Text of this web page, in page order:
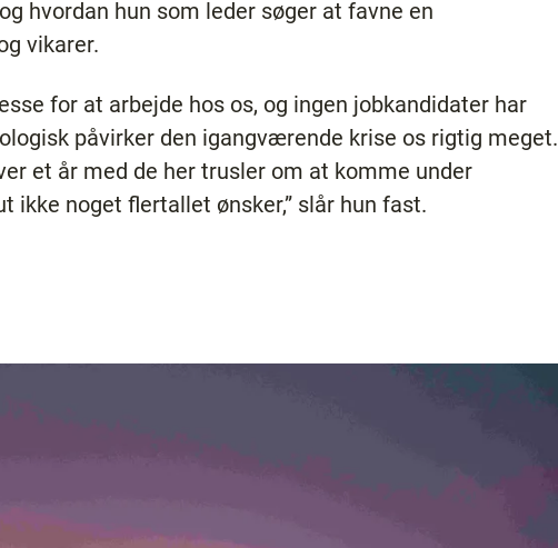
hvordan hun som leder søger at favne en
vikarer.
for at arbejde hos os, og ingen jobkandidater har
påvirker den igangværende krise os rigtig meget.
et år med de her trusler om at komme under
ikke noget flertallet ønsker,” slår hun fast.